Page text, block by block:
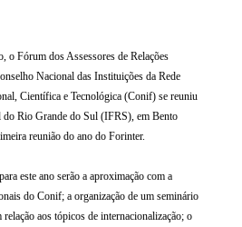
o Fórum dos Assessores de Relações
Nacional das Instituições da Rede
Científica e Tecnológica (Conif) se reuniu
Rio Grande do Sul (IFRS), em Bento
reunião do ano do Forinter.
este ano serão a aproximação com a
do Conif; a organização de um seminário
relação aos tópicos de internacionalização; o